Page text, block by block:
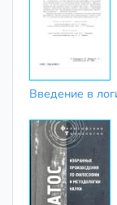
Введение в